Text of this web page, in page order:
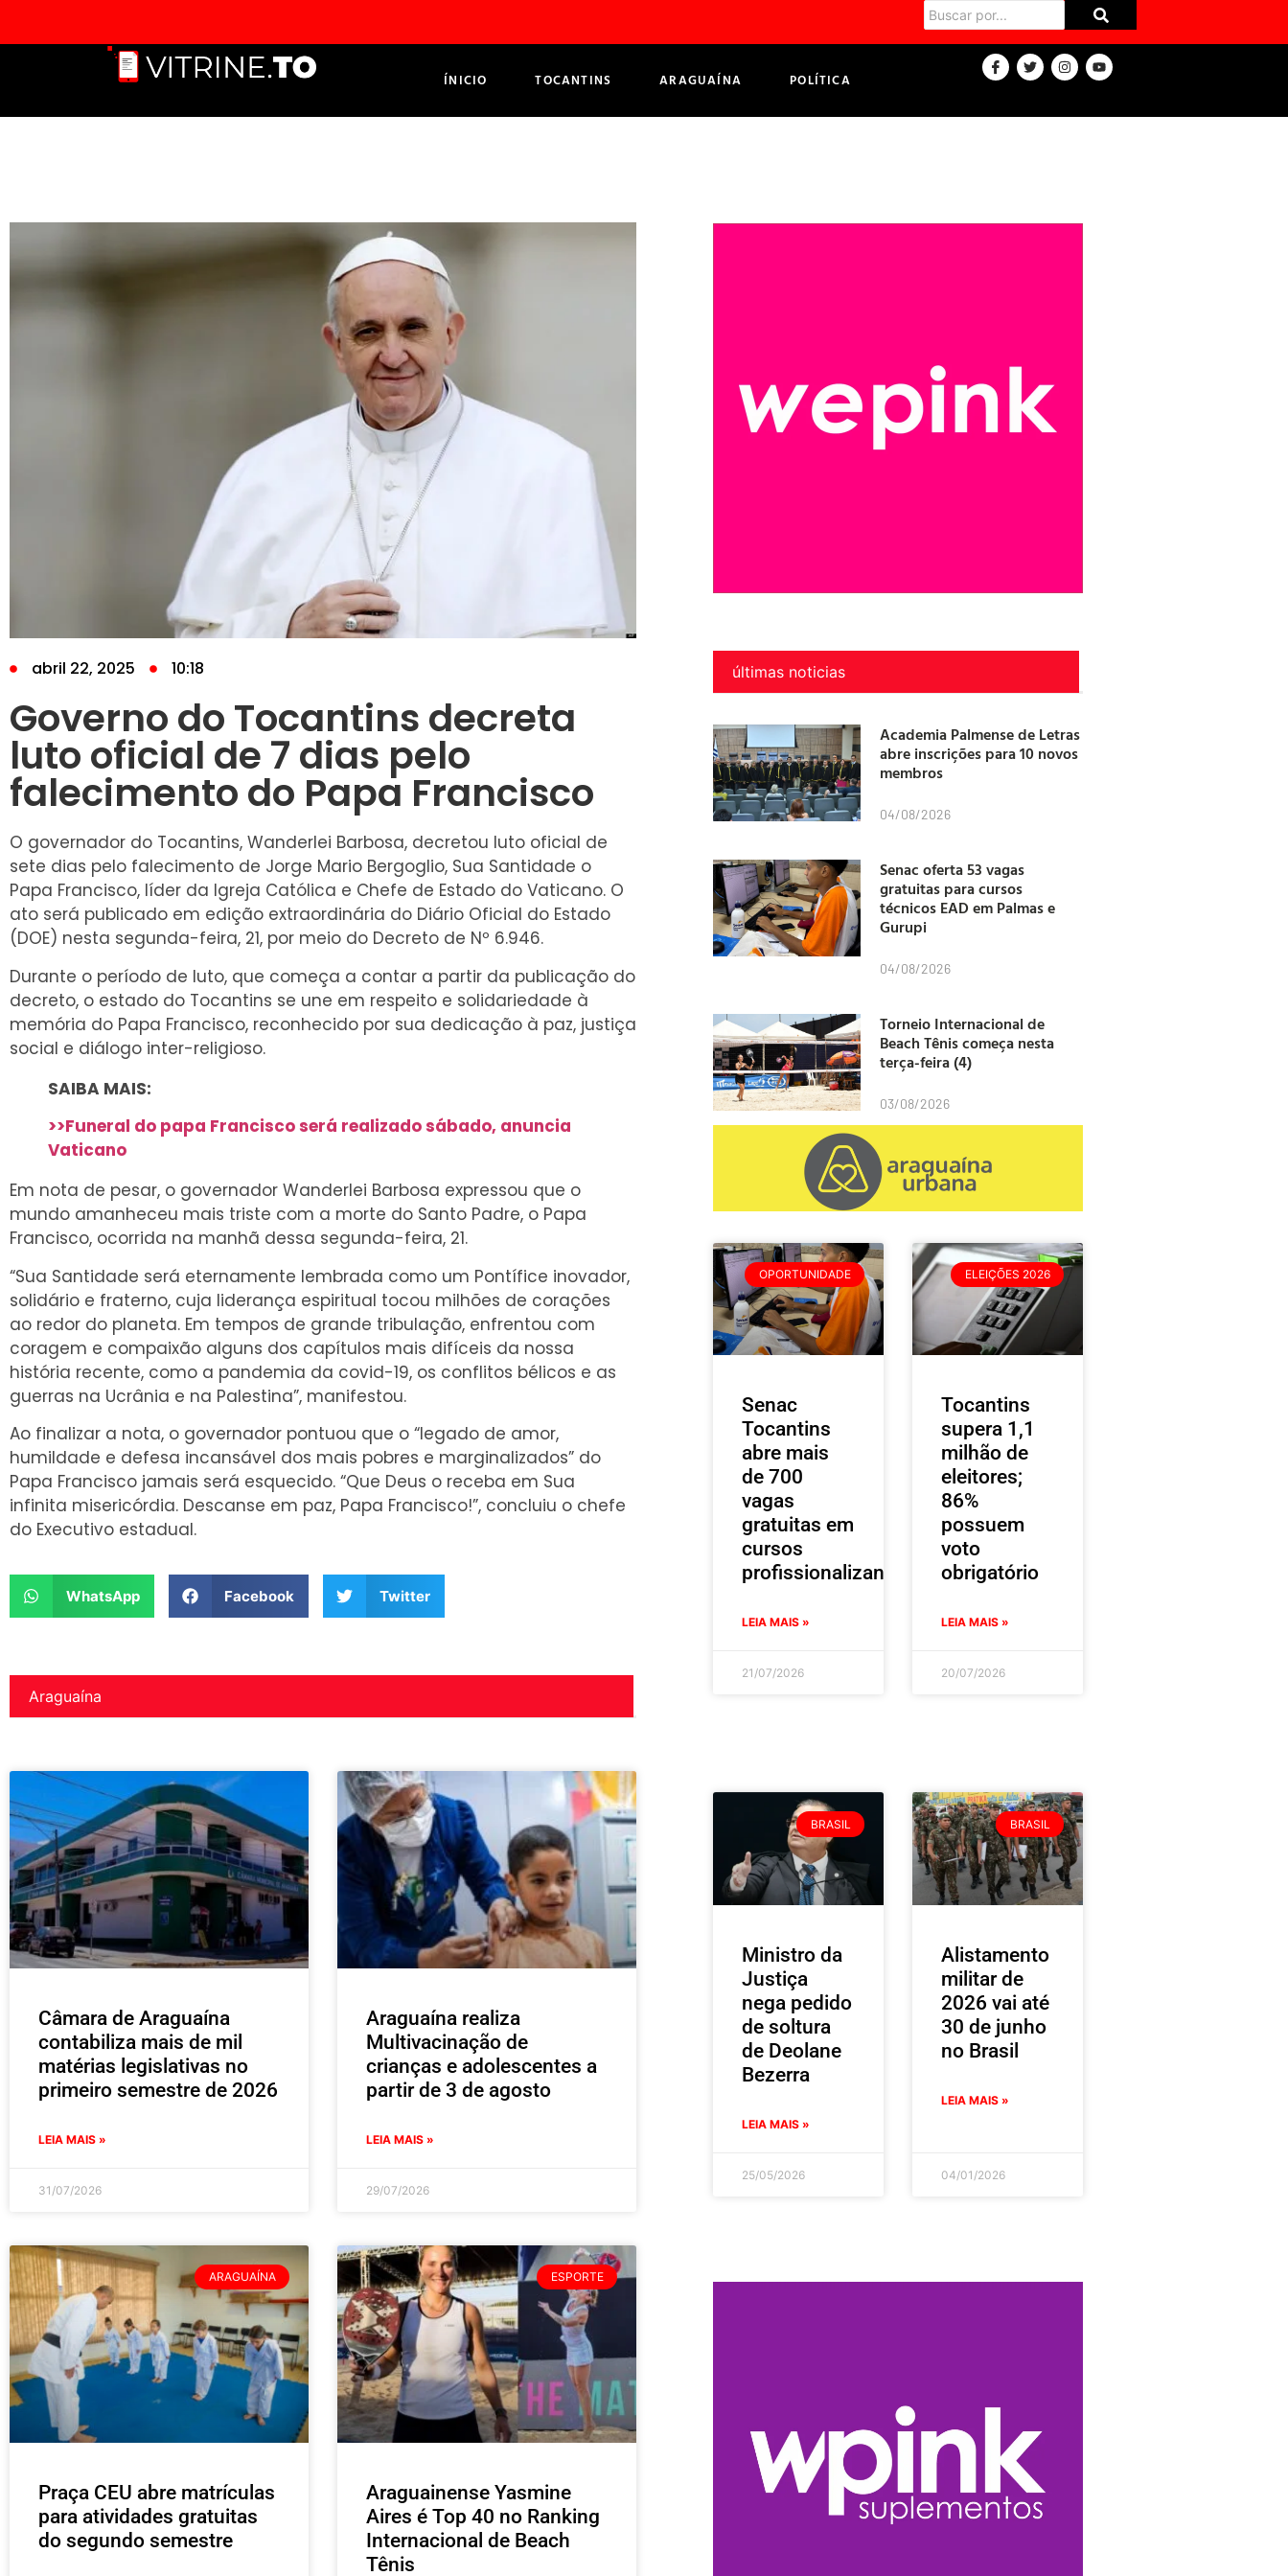
ÍNICIO TOCANTINS ARAGUAÍNA POLÍTICA
abril 22, 2025 10:18
Governo do Tocantins decreta
luto oficial de 7 dias pelo
falecimento do Papa Francisco
O governador do Tocantins, Wanderlei Barbosa, decretou luto oficial de
sete dias pelo falecimento de Jorge Mario Bergoglio, Sua Santidade o
Papa Francisco, líder da Igreja Católica e Chefe de Estado do Vaticano. O
ato será publicado em edição extraordinária do Diário Oficial do Estado
(DOE) nesta segunda-feira, 21, por meio do Decreto de Nº 6.946.
Durante o período de luto, que começa a contar a partir da publicação do
decreto, o estado do Tocantins se une em respeito e solidariedade à
memória do Papa Francisco, reconhecido por sua dedicação à paz, justiça
social e diálogo inter-religioso.
SAIBA MAIS:
>>Funeral do papa Francisco será realizado sábado, anuncia
Vaticano
Em nota de pesar, o governador Wanderlei Barbosa expressou que o
mundo amanheceu mais triste com a morte do Santo Padre, o Papa
Francisco, ocorrida na manhã dessa segunda-feira, 21.
“Sua Santidade será eternamente lembrada como um Pontífice inovador,
solidário e fraterno, cuja liderança espiritual tocou milhões de corações
ao redor do planeta. Em tempos de grande tribulação, enfrentou com
coragem e compaixão alguns dos capítulos mais difíceis da nossa
história recente, como a pandemia da covid-19, os conflitos bélicos e as
guerras na Ucrânia e na Palestina”, manifestou.
Ao finalizar a nota, o governador pontuou que o “legado de amor,
humildade e defesa incansável dos mais pobres e marginalizados” do
Papa Francisco jamais será esquecido. “Que Deus o receba em Sua
infinita misericórdia. Descanse em paz, Papa Francisco!”, concluiu o chefe
do Executivo estadual.
WhatsApp Facebook Twitter
Araguaína
Câmara de Araguaína
contabiliza mais de mil
matérias legislativas no
primeiro semestre de 2026
LEIA MAIS »
31/07/2026
Araguaína realiza
Multivacinação de
crianças e adolescentes a
partir de 3 de agosto
LEIA MAIS »
29/07/2026
ARAGUAÍNA
Praça CEU abre matrículas
para atividades gratuitas
do segundo semestre
ESPORTE
Araguainense Yasmine
Aires é Top 40 no Ranking
Internacional de Beach
Tênis
últimas noticias
Academia Palmense de Letras
abre inscrições para 10 novos
membros
04/08/2026
Senac oferta 53 vagas
gratuitas para cursos
técnicos EAD em Palmas e
Gurupi
04/08/2026
Torneio Internacional de
Beach Tênis começa nesta
terça-feira (4)
03/08/2026
OPORTUNIDADE
Senac
Tocantins
abre mais
de 700
vagas
gratuitas em
cursos
profissionalizantes
LEIA MAIS »
21/07/2026
ELEIÇÕES 2026
Tocantins
supera 1,1
milhão de
eleitores;
86%
possuem
voto
obrigatório
LEIA MAIS »
20/07/2026
BRASIL
Ministro da
Justiça
nega pedido
de soltura
de Deolane
Bezerra
LEIA MAIS »
25/05/2026
BRASIL
Alistamento
militar de
2026 vai até
30 de junho
no Brasil
LEIA MAIS »
04/01/2026